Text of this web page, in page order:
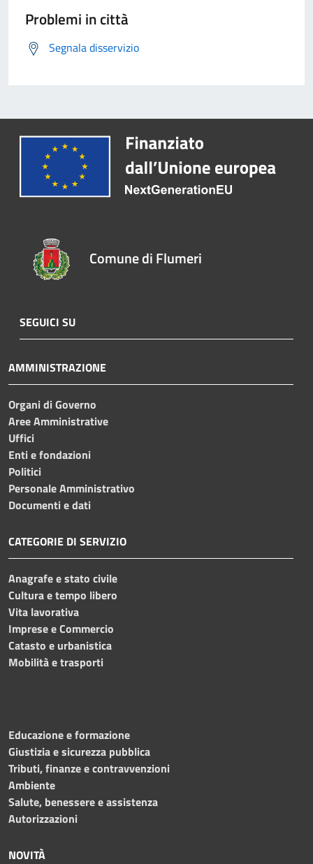
Problemi in città
Segnala disservizio
Comune di Flumeri
SEGUICI SU
AMMINISTRAZIONE
Organi di Governo
Aree Amministrative
Uffici
Enti e fondazioni
Politici
Personale Amministrativo
Documenti e dati
CATEGORIE DI SERVIZIO
Anagrafe e stato civile
Cultura e tempo libero
Vita lavorativa
Imprese e Commercio
Catasto e urbanistica
Mobilità e trasporti
Educazione e formazione
Giustizia e sicurezza pubblica
Tributi, finanze e contravvenzioni
Ambiente
Salute, benessere e assistenza
Autorizzazioni
NOVITÀ